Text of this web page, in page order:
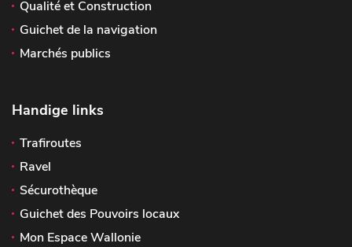
Qualité et Construction
Guichet de la navigation
Marchés publics
Handige links
Trafiroutes
Ravel
Sécurothèque
Guichet des Pouvoirs locaux
Mon Espace Wallonie